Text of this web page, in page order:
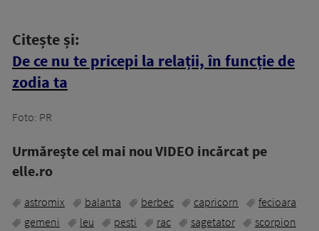
Citește și:
De ce nu te pricepi la relații, în funcție de
zodia ta
Foto: PR
Urmăreşte cel mai nou VIDEO incărcat pe
elle.ro
astromix balanta berbec capricorn
fecioara
gemeni
leu pesti rac sagetator
scorpion